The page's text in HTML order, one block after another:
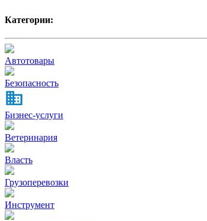
Категории:
Автотовары
Безопасность
Бизнес-услуги
Ветеринария
Власть
Грузоперевозки
Инструмент